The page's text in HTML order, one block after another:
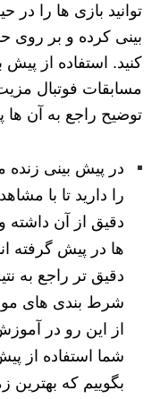
توانید بازی ها را
بینی کرده و بر روی
کنید. استفاده از
مسابقات فوتبال
توضیح راجع به آن ها
در پیش بینی
را دارید تا با
دقیق از آن داشته
ها در پیش گرفته
دقیق تر راجع به
شرط بندی های
از این رو در
شما استفاده از
بگوییم که